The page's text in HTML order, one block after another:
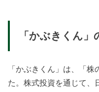
「かぶきくん」
「かぶきくん」は、「
た。株式投資を通じて、